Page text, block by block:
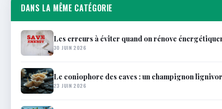
DANS LA MÊME CATÉGORIE
Les erreurs à éviter quand on rénove
30 JUIN 2026
Le coniophore des caves : un champignon
23 JUIN 2026